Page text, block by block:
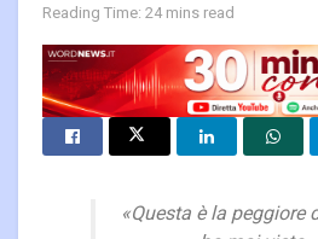
Reading Time: 24 mins read
«Questa è la peggiore